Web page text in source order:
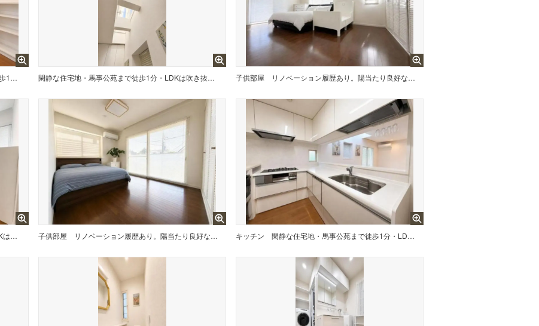
閑静な住宅地・馬事公苑まで徒歩1分・LDKは吹き抜けがあり開放感があります。 閑静な住宅地・馬事公苑まで徒歩1分・LDKは吹き抜けがあり開放感があります。 子供部屋 リノベーション履歴あり。陽当たり良好な南東向きバルコニーです。
閑静な住宅地・馬事公苑まで徒歩1分・LDKは吹き抜けがあり開放感があります。 子供部屋 リノベーション履歴あり。陽当たり良好な南東向きバルコニーです。 キッチン 閑静な住宅地・馬事公苑まで徒歩1分・LDKは吹き抜けがあり開放感があります。